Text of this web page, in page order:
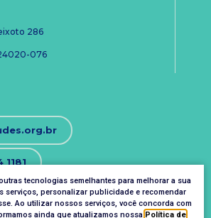
286
076
1181
tecnologias semelhantes para melhorar a sua
serviços, personalizar publicidade e recomendar
Ao utilizar nossos serviços, você concorda com
ainda que atualizamos nossa Política de